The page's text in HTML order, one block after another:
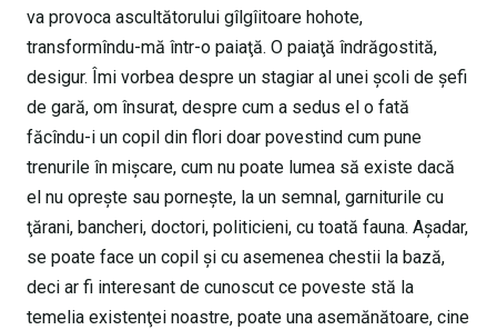
va provoca ascultătorului gîlgîitoare hohote,
transformîndu-mă într-o paiaţă. O paiaţă îndrăgostită,
desigur. Îmi vorbea despre un stagiar al unei şcoli de şefi
de gară, om însurat, despre cum a sedus el o fată
făcîndu-i un copil din flori doar povestind cum pune
trenurile în mişcare, cum nu poate lumea să existe dacă
el nu opreşte sau porneşte, la un semnal, garniturile cu
ţărani, bancheri, doctori, politicieni, cu toată fauna. Aşadar,
se poate face un copil şi cu asemenea chestii la bază,
deci ar fi interesant de cunoscut ce poveste stă la
temelia existenţei noastre, poate una asemănătoare, cine